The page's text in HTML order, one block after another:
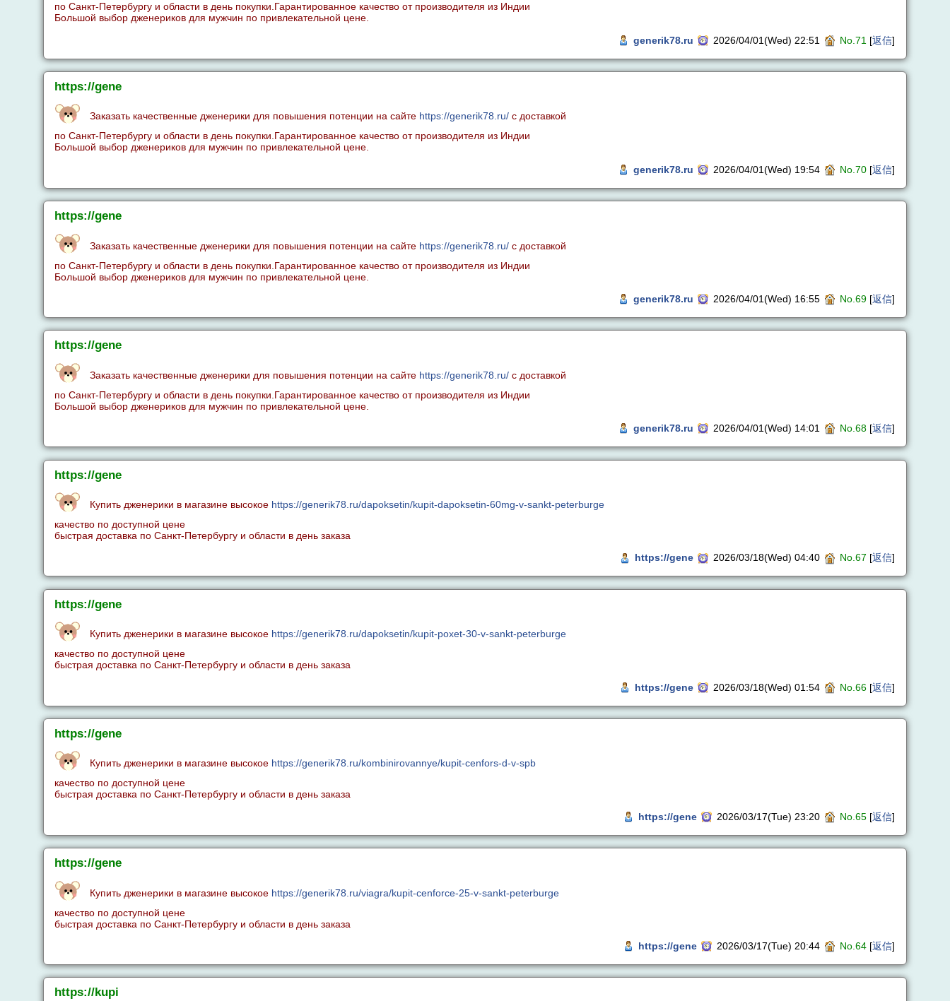
по Санкт-Петербургу и области в день покупки.Гарантированное качество от производителя из Индии
Большой выбор дженериков для мужчин по привлекательной цене.
generik78.ru
2026/04/01(Wed) 22:51 No.71 [返信]
https://gene
Заказать качественные дженерики для повышения потенции на сайте https://generik78.ru/с доставкой
по Санкт-Петербургу и области в день покупки.Гарантированное качество от производителя из Индии
Большой выбор дженериков для мужчин по привлекательной цене.
generik78.ru
2026/04/01(Wed) 19:54 No.70[返信]
https://gene
Заказать качественные дженерики для повышения потенции на сайте https://generik78.ru/с доставкой
по Санкт-Петербургу и области в день покупки.Гарантированное качество от производителя из Индии
Большой выбор дженериков для мужчин по привлекательной цене.
generik78.ru
2026/04/01(Wed) 16:55 No.69[返信]
https://gene
Заказать качественные дженерики для повышения потенции на сайте https://generik78.ru/с доставкой
по Санкт-Петербургу и области в день покупки.Гарантированное качество от производителя из Индии
Большой выбор дженериков для мужчин по привлекательной цене.
generik78.ru
2026/04/01(Wed) 14:01 No.68[返信]
https://gene
Купить дженерики в магазине высокое https://generik78.ru/dapoksetin/kupit-dapoksetin-60mg-v-sankt-peterburge
качество по доступной цене
быстрая доставка по Санкт-Петербургу и области в день заказа
https://gene
2026/03/18(Wed) 04:40 No.67 [返信]
https://gene
Купить дженерики в магазине высокое https://generik78.ru/dapoksetin/kupit-poxet-30-v-sankt-peterburge
качество по доступной цене
быстрая доставка по Санкт-Петербургу и области в день заказа
https://gene
2026/03/18(Wed) 01:54 No.66[返信]
https://gene
Купить дженерики в магазине высокое https://generik78.ru/kombinirovannye/kupit-cenfors-d-v-spb
качество по доступной цене
быстрая доставка по Санкт-Петербургу и области в день заказа
https://gene
2026/03/17(Tue) 23:20 No.65[返信]
https://gene
Купить дженерики в магазине высокое https://generik78.ru/viagra/kupit-cenforce-25-v-sankt-peterburge
качество по доступной цене
быстрая доставка по Санкт-Петербургу и области в день заказа
https://gene
2026/03/17(Tue) 20:44 No.64[返信]
https://kupi